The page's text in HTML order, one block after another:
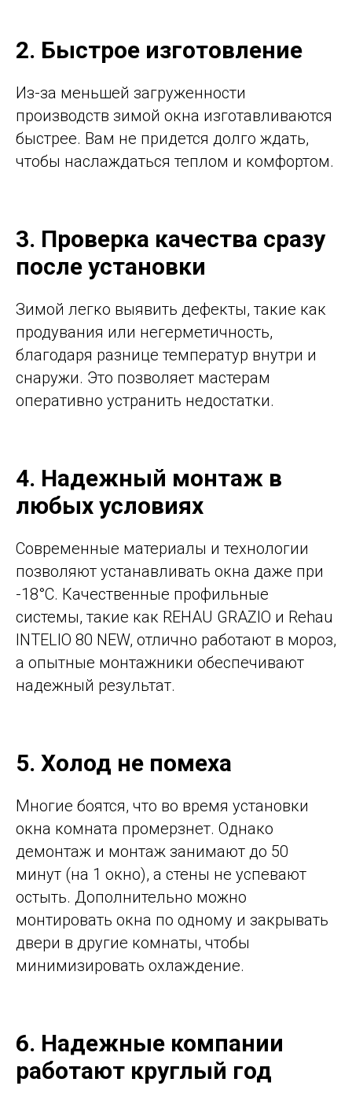
2. Быстрое изготовление
Из-за меньшей загруженности
производств зимой окна изготавливаются
быстрее. Вам не придется долго ждать,
чтобы наслаждаться теплом и комфортом.
3. Проверка качества сразу
после установки
Зимой легко выявить дефекты, такие как
продувания или негерметичность,
благодаря разнице температур внутри и
снаружи. Это позволяет мастерам
оперативно устранить недостатки.
4. Надежный монтаж в
любых условиях
Современные материалы и технологии
позволяют устанавливать окна даже при
-18°C. Качественные профильные
системы, такие как REHAU GRAZIO и Rehau
INTELIO 80 NEW, отлично работают в мороз,
а опытные монтажники обеспечивают
надежный результат.
5. Холод не помеха
Многие боятся, что во время установки
окна комната промерзнет. Однако
демонтаж и монтаж занимают до 50
минут (на 1 окно), а стены не успевают
остыть. Дополнительно можно
монтировать окна по одному и закрывать
двери в другие комнаты, чтобы
минимизировать охлаждение.
6. Надежные компании
работают круглый год